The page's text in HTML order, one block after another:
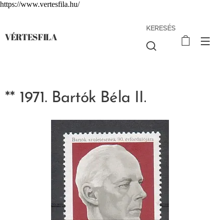
https://www.vertesfila.hu/
VÉRTESFILA
KERESÉS
** 1971. Bartók Béla II.